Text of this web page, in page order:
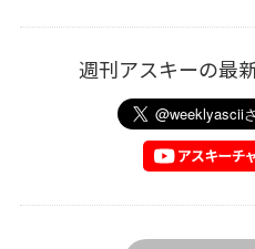
週刊アスキーの最